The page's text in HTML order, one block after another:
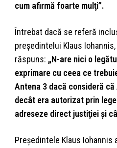
cum afirmă foarte mulţi”.
Întrebat dacă se referă
preşedintelui Klaus
răspuns: „N-are nici o
exprimare cu ceea ce
Antena 3 dacă consideră
decât era autorizat prin
adreseze direct justiţiei şi
Preşedintele Klaus Iohannis